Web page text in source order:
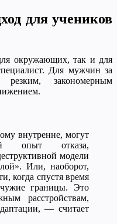
для учеников
окружающих, так и для
Для мужчин за
закономерным
внутренне, могут
опыт отказа,
модели
Или, наоборот,
когда спустя время
границы. Это
расстройствам,
— считает